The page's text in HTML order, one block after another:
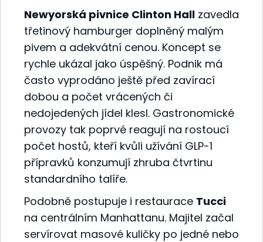
Newyorská pivnice Clinton Hall zavedla
třetinový hamburger doplněný malým
pivem a adekvátní cenou. Koncept se
rychle ukázal jako úspěšný. Podnik má
často vyprodáno ještě před zavírací
dobou a počet vrácených či
nedojedených jídel klesl. Gastronomické
provozy tak poprvé reagují na rostoucí
počet hostů, kteří kvůli užívání GLP-1
přípravků konzumují zhruba čtvrtinu
standardního talíře.
Podobně postupuje i restaurace Tucci
na centrálním Manhattanu. Majitel začal
servírovat masové kuličky po jedné nebo